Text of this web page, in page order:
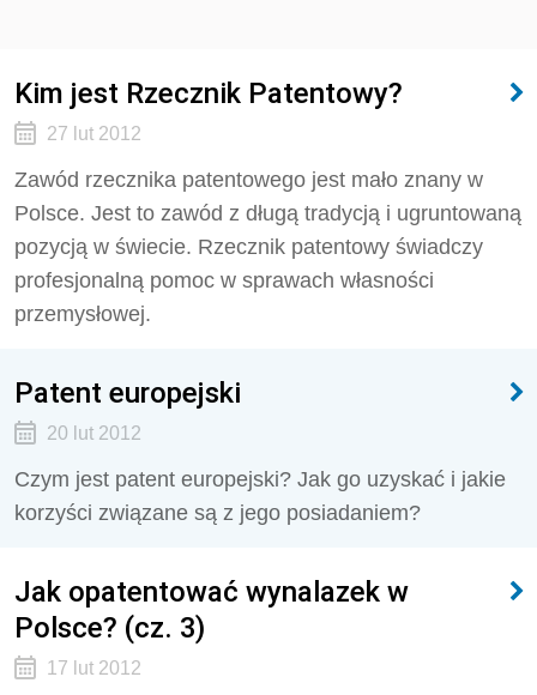
Kim jest Rzecznik Patentowy?
27 lut 2012
Zawód rzecznika patentowego jest mało znany w
Polsce. Jest to zawód z długą tradycją i ugruntowaną
pozycją w świecie. Rzecznik patentowy świadczy
profesjonalną pomoc w sprawach własności
przemysłowej.
Patent europejski
20 lut 2012
Czym jest patent europejski? Jak go uzyskać i jakie
korzyści związane są z jego posiadaniem?
Jak opatentować wynalazek w
Polsce? (cz. 3)
17 lut 2012